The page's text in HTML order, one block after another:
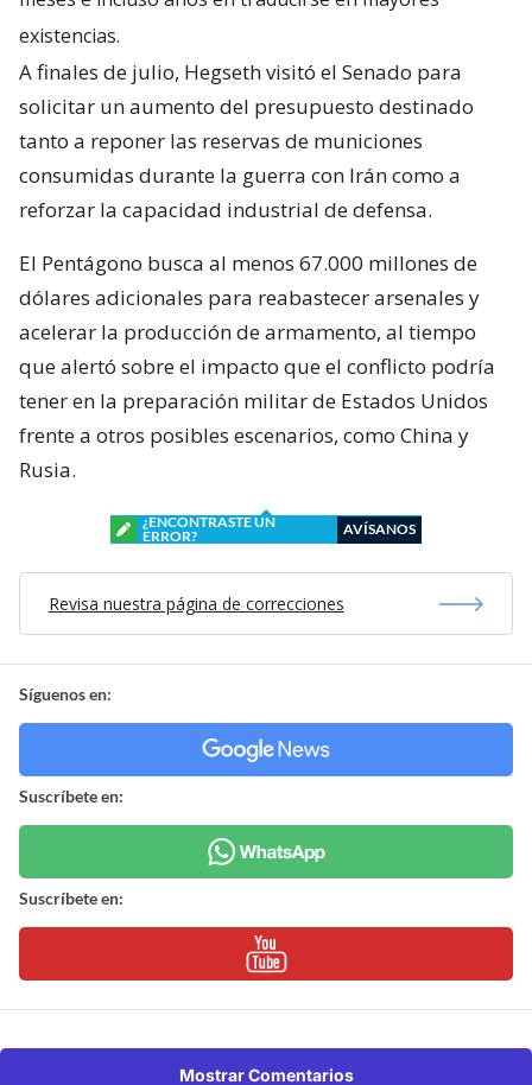
existencias.
A finales de julio, Hegseth visitó el Senado para
solicitar un aumento del presupuesto destinado
tanto a reponer las reservas de municiones
consumidas durante la guerra con Irán como a
reforzar la capacidad industrial de defensa.
El Pentágono busca al menos 67.000 millones de
dólares adicionales para reabastecer arsenales y
acelerar la producción de armamento, al tiempo
que alertó sobre el impacto que el conflicto podría
tener en la preparación militar de Estados Unidos
frente a otros posibles escenarios, como China y
Rusia.
¿ENCONTRASTE UN
ERROR?
AVÍSANOS
Revisa nuestra página de correcciones
Síguenos en:
Suscríbete en:
Suscríbete en:
Mostrar Comentarios